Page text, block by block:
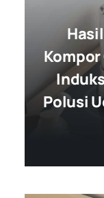
Polusi